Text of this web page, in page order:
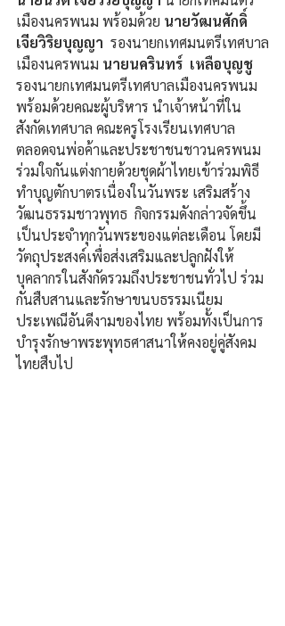
เมืองนครพนม พร้อมด้วย นายวัฒนศักดิ์
เจียวิริยบุญญา
  รองนายกเทศมนตรีเทศบาล
เมืองนครพนม นายนครินทร์  เหลือบุญชู
รองนายกเทศมนตรีเทศบาลเมืองนครพนม
พร้อมด้วยคณะผู้บริหาร นำเจ้าหน้าที่ใน
สังกัดเทศบาล คณะครูโรงเรียนเทศบาล
ตลอดจนพ่อค้าและประชาชนชาวนครพนม
ร่วมใจกันแต่งกายด้วยชุดผ้าไทยเข้าร่วมพิธี
ทำบุญตักบาตรเนื่องในวันพระ เสริมสร้าง
วัฒนธรรมชาวพุทธ  กิจกรรมดังกล่าวจัดขึ้น
เป็นประจำทุกวันพระของแต่ละเดือน โดยมี
วัตถุประสงค์เพื่อส่งเสริมและปลูกฝังให้
บุคลากรในสังกัดรวมถึงประชาชนทั่วไป ร่วม
กันสืบสานและรักษาขนบธรรมเนียม
ประเพณีอันดีงามของไทย พร้อมทั้งเป็นการ
บำรุงรักษาพระพุทธศาสนาให้คงอยู่คู่สังคม
ไทยสืบไป